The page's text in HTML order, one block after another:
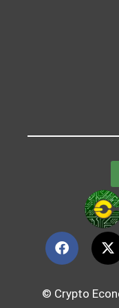
© Crypto